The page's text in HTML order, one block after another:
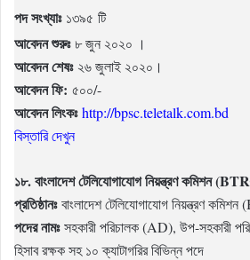
পদ সংখ্যাঃ১৩৯৫ টি
আবেদন শুরুঃ৮ জুন ২০২০ ।
আবেদন শেষঃ২৬ জুলাই ২০২০।
আবেদন ফি: ৫০০/-
আবেদন লিংকঃ http://bpsc.teletalk.com.bd
বিস্তারি দেখুন
১৮. বাংলাদেশ টেলিযোগাযোগ নিয়ন্ত্রণ কমিশন
প্রতিষ্ঠানঃবাংলাদেশ টেলিযোগাযোগ নিয়ন্ত্রণ
পদের নামঃসহকারী পরিচালক (AD), উপ-সহকারী
হিসাব রক্ষক সহ ১০ ক্যাটাগরির বিভিন্ন পদে